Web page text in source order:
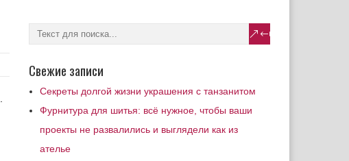
Свежие записи
Секреты долгой жизни украшения с танзанитом
Фурнитура для шитья: всё нужное, чтобы ваши
проекты не развалились и выглядели как из
ателье